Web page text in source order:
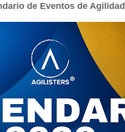
de Eventos de Agilidad